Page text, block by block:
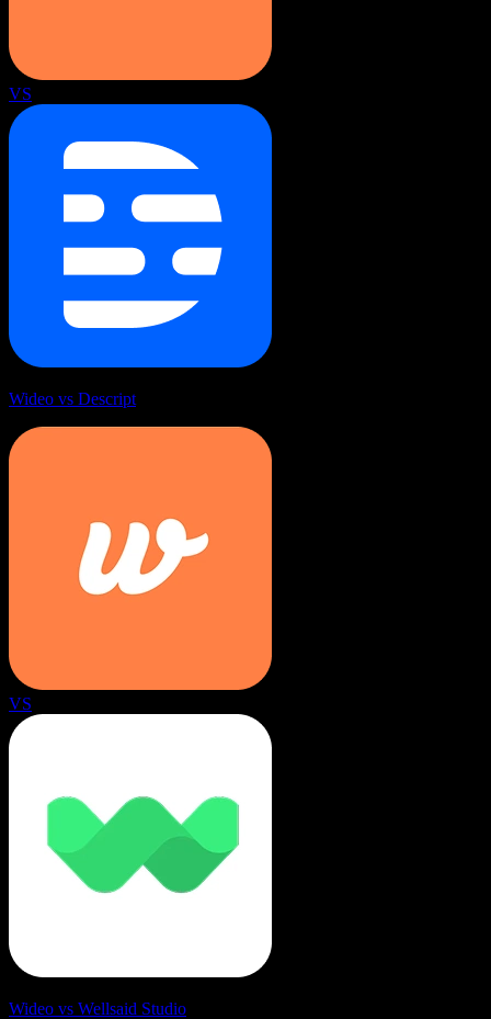
VS
Wideo vs Descript
VS
Wideo vs Wellsaid Studio